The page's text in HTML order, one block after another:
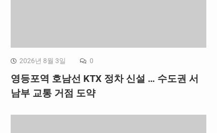
2026년 8월 3일 0
영등포역 호남선 KTX 정차 신설 … 수도권 서
남부 교통 거점 도약